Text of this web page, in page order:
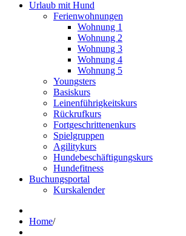
Urlaub mit Hund
Ferienwohnungen
Wohnung 1
Wohnung 2
Wohnung 3
Wohnung 4
Wohnung 5
Youngsters
Basiskurs
Leinenführigkeitskurs
Rückrufkurs
Fortgeschrittenenkurs
Spielgruppen
Agilitykurs
Hundebeschäftigungskurs
Hundefitness
Buchungsportal
Kurskalender
Home/